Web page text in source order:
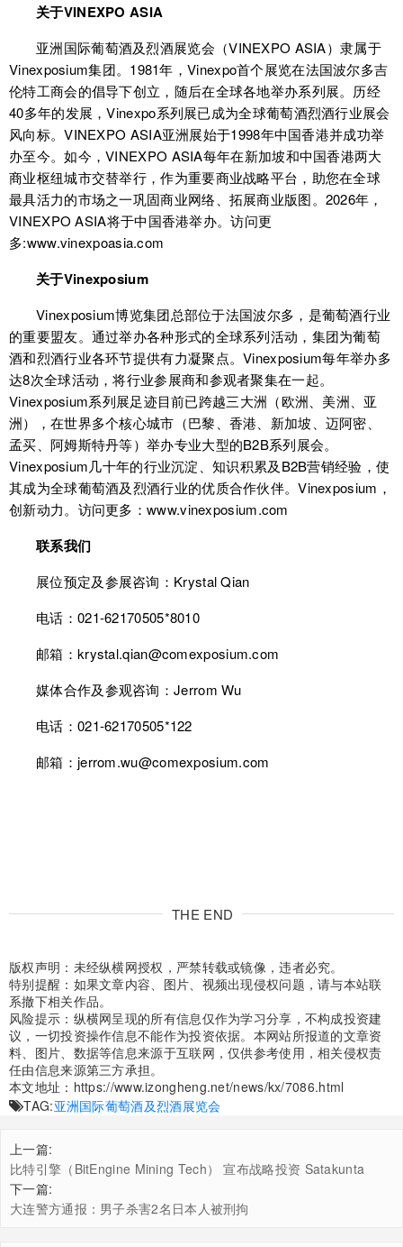
关于VINEXPO ASIA
亚洲国际葡萄酒及烈酒展览会（VINEXPO ASIA）隶属于
Vinexposium集团。1981年，Vinexpo首个展览在法国波尔多吉
伦特工商会的倡导下创立，随后在全球各地举办系列展。历经
40多年的发展，Vinexpo系列展已成为全球葡萄酒烈酒行业展会
风向标。VINEXPO ASIA亚洲展始于1998年中国香港并成功举
办至今。如今，VINEXPO ASIA每年在新加坡和中国香港两大
商业枢纽城市交替举行，作为重要商业战略平台，助您在全球
最具活力的市场之一巩固商业网络、拓展商业版图。2026年，
VINEXPO ASIA将于中国香港举办。访问更
多:www.vinexpoasia.com
关于Vinexposium
Vinexposium博览集团总部位于法国波尔多，是葡萄酒行业
的重要盟友。通过举办各种形式的全球系列活动，集团为葡萄
酒和烈酒行业各环节提供有力凝聚点。Vinexposium每年举办多
达8次全球活动，将行业参展商和参观者聚集在一起。
Vinexposium系列展足迹目前已跨越三大洲（欧洲、美洲、亚
洲），在世界多个核心城市（巴黎、香港、新加坡、迈阿密、
孟买、阿姆斯特丹等）举办专业大型的B2B系列展会。
Vinexposium几十年的行业沉淀、知识积累及B2B营销经验，使
其成为全球葡萄酒及烈酒行业的优质合作伙伴。Vinexposium，
创新动力。访问更多：www.vinexposium.com
联系我们
展位预定及参展咨询：Krystal Qian
电话：021-62170505*8010
邮箱：krystal.qian@comexposium.com
媒体合作及参观咨询：Jerrom Wu
电话：021-62170505*122
邮箱：jerrom.wu@comexposium.com
THE END
版权声明：未经纵横网授权，严禁转载或镜像，违者必究。
特别提醒：如果文章内容、图片、视频出现侵权问题，请与本站联
系撤下相关作品。
风险提示：纵横网呈现的所有信息仅作为学习分享，不构成投资建
议，一切投资操作信息不能作为投资依据。本网站所报道的文章资
料、图片、数据等信息来源于互联网，仅供参考使用，相关侵权责
任由信息来源第三方承担。
本文地址： https://www.izongheng.net/news/kx/7086.html
TAG:亚洲国际葡萄酒及烈酒展览会
上一篇:
比特引擎（BitEngine Mining Tech） 宣布战略投资 Satakunta
Energy​，深化北欧比特币挖矿能源供应链布局
下一篇:
大连警方通报：男子杀害2名日本人被刑拘